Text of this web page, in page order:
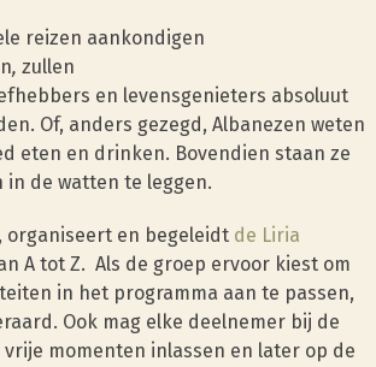
reizen aankondigen
,zullen
en levensgenieters absoluut
Of, anders gezegd, Albanezen weten
eten en drinken. Bovendien staan ze
in de watten te leggen.
organiseert en begeleidt de Liria
A tot Z. Als de groep ervoor kiest om
in het programma aan te passen,
Ook mag elke deelnemer bij de
momenten inlassen en later op de